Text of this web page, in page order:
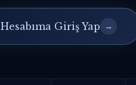
Hesabıma Giriş Yap →